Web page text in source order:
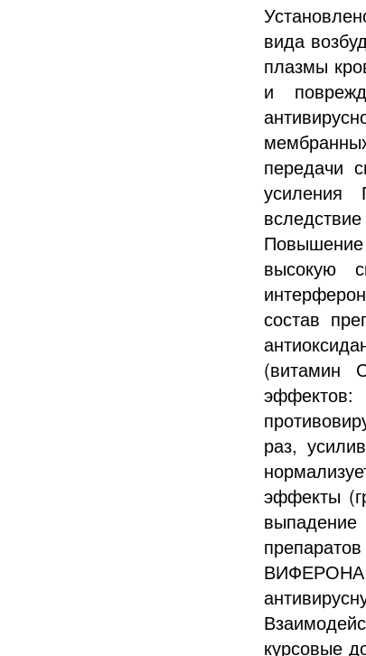
вида
плазмы
и
передачи
усиления
высокую
состав
(витамин
раз,
эффекты
ВИФЕРОНА
курсовые